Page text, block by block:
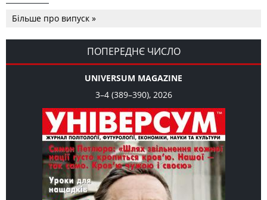
Романчука
Editorial Oleh K. Romanchuk Журавель і синиця як
уособлення української політстратегії й тактики
Більше про випуск »
ПОПЕРЕДНЄ ЧИСЛО
UNIVERSUM MAGAZINE
3–4 (389–390), 2026